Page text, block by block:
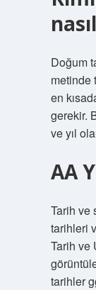
Doğum
metinde
en
gerekir.
ve yıl
AA
Tarih ve
tarihleri
Tarih ve
tarihler